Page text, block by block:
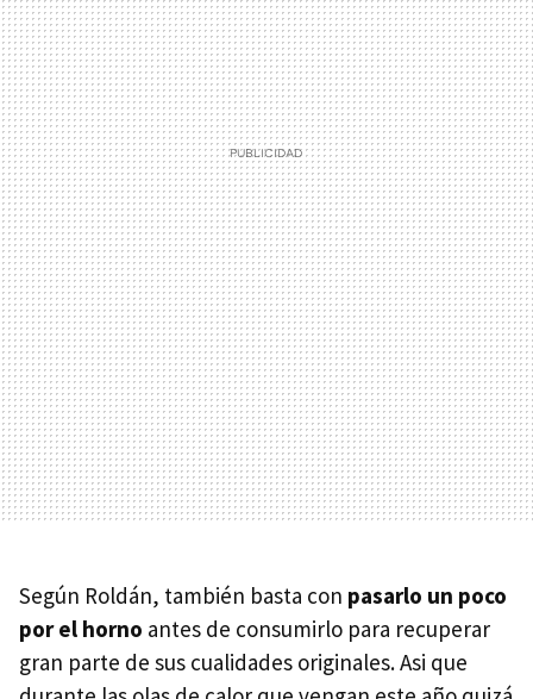
Según Roldán, también basta con pasarlo un poco
por el horno antes de consumirlo para recuperar
gran parte de sus cualidades originales. Asi que